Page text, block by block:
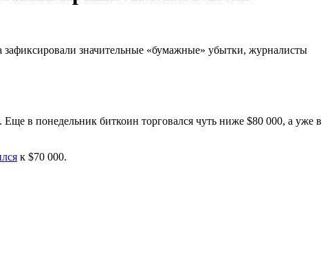
зафиксировали значительные «бумажные» убытки, журналисты
в понедельник биткоин торговался чуть ниже $80 000, а уже в
к $70 000.